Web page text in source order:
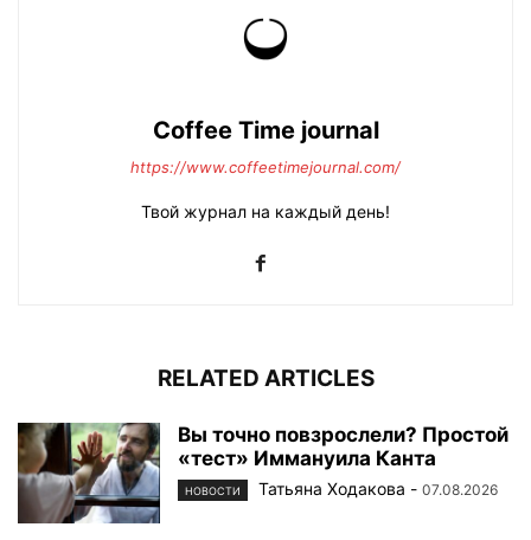
Coffee Time journal
https://www.coffeetimejournal.com/
Твой журнал на каждый день!
RELATED ARTICLES
Вы точно повзрослели? Простой
«тест» Иммануила Канта
НОВОСТИ Татьяна Ходакова - 07.08.2026